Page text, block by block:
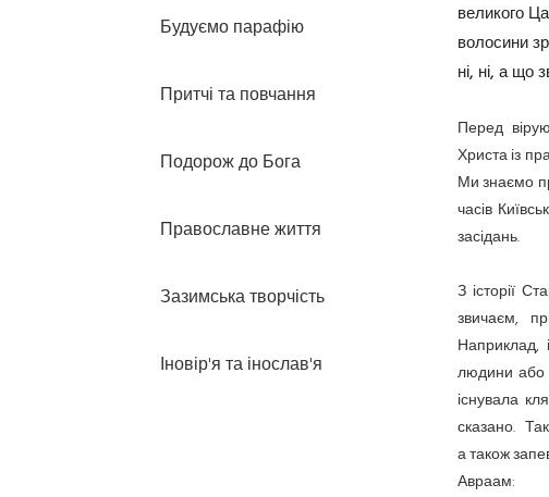
великого
волосини
ні, ні, а що
Перед
Христа із
Ми знаємо
часів
засідань.
З історії
звичаєм,
Наприклад,
людини або
існувала
сказано.
а також
Авраам:
Будуємо парафію
Притчі та повчання
Подорож до Бога
Православне життя
Зазимська творчість
Іновір'я та інослав'я